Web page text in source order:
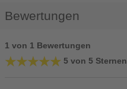
Bewertungen
1 von 1 Bewertungen
★★★★★
★★★★★ 5 von 5 Sternen